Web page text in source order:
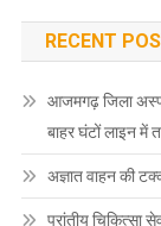
RECENT
आजमगढ़ जिला
बाहर घंटों लाइन में
अज्ञात वाहन की
प्रांतीय चिकित्सा